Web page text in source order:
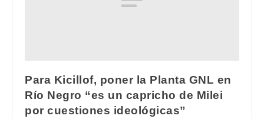
Para Kicillof, poner la Planta GNL en
Río Negro “es un capricho de Milei
por cuestiones ideológicas”